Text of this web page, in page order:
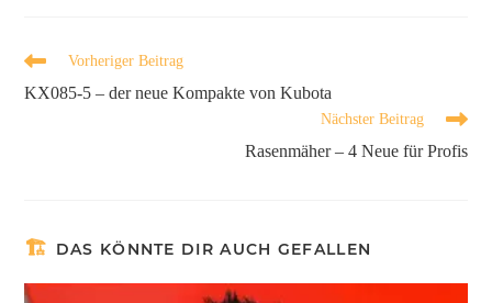
Vorheriger Beitrag
KX085-5 – der neue Kompakte von Kubota
Nächster Beitrag
Rasenmäher – 4 Neue für Profis
DAS KÖNNTE DIR AUCH GEFALLEN